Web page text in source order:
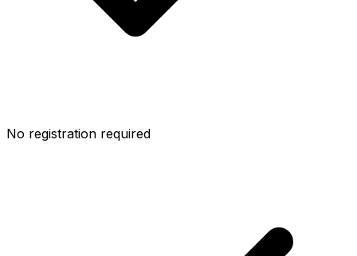
No registration required